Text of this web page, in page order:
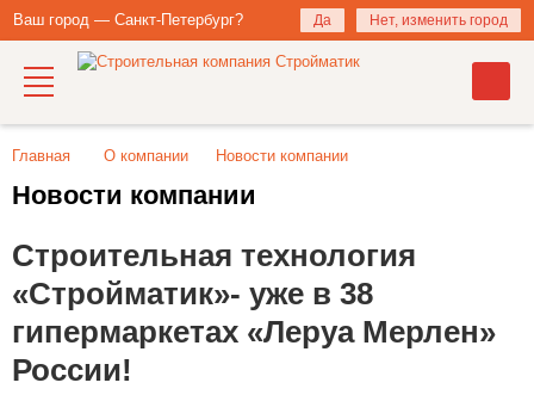
Ваш город — Санкт-Петербург? Да Нет, изменить город
Главная О компании Новости компании
Новости компании
Cтроительная технология
«Стройматик»- уже в 38
гипермаркетах «Леруа Мерлен»
России!